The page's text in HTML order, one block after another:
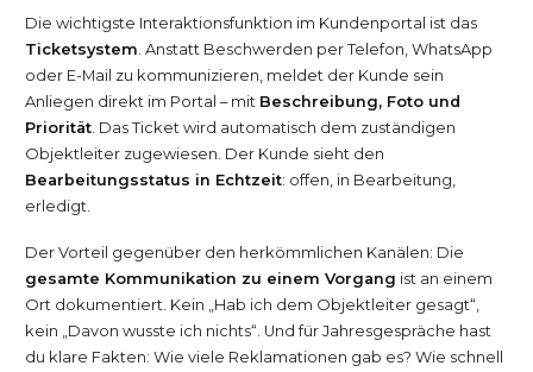
Die wichtigste Interaktionsfunktion im Kundenportal ist das
Ticketsystem. Anstatt Beschwerden per Telefon, WhatsApp
oder E-Mail zu kommunizieren, meldet der Kunde sein
Anliegen direkt im Portal – mit Beschreibung, Foto und
Priorität. Das Ticket wird automatisch dem zuständigen
Objektleiter zugewiesen. Der Kunde sieht den
Bearbeitungsstatus in Echtzeit: offen, in Bearbeitung,
erledigt.
Der Vorteil gegenüber den herkömmlichen Kanälen: Die
gesamte Kommunikation zu einem Vorgang ist an einem
Ort dokumentiert. Kein „Hab ich dem Objektleiter gesagt“,
kein „Davon wusste ich nichts“. Und für Jahresgespräche hast
du klare Fakten: Wie viele Reklamationen gab es? Wie schnell